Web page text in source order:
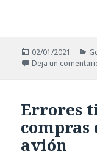
Publicado
el
02/01/2021
Deja un
Errores
compras
avión